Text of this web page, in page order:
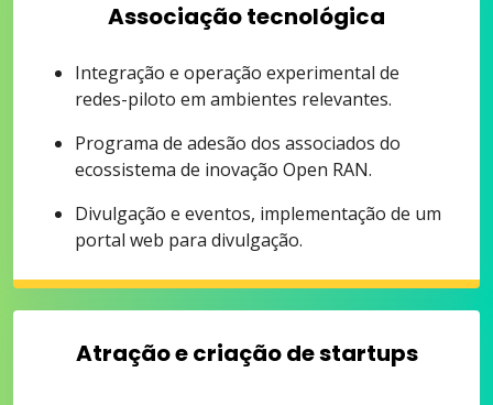
Associação tecnológica
Integração e operação experimental de
redes-piloto em ambientes relevantes.
Programa de adesão dos associados do
ecossistema de inovação Open RAN.
Divulgação e eventos, implementação de um
portal web para divulgação.
Atração e criação de startups